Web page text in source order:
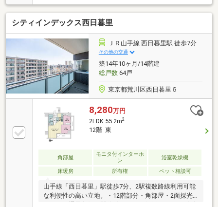
備●２階南向き角部屋●ペット飼育可（犬１匹、猫２匹
以内）●全部委託管理で安心してお住まいいただけま
す♪
シティインデックス西日暮里
ＪＲ山手線 西日暮里駅 徒歩7分
その他の交通
築14年10ヶ月/14階建
総戸数64戸
東京都荒川区西日暮里６
8,280万円
2LDK 55.2m2
12階 東
角部屋
モニタ付インターホ
ン
浴室乾燥機
床暖房 所有権 ペット相談可
山手線「西日暮里」駅徒歩7分、2駅複数路線利用可能
な利便性の高い立地。・12階部分・角部屋・2面採光